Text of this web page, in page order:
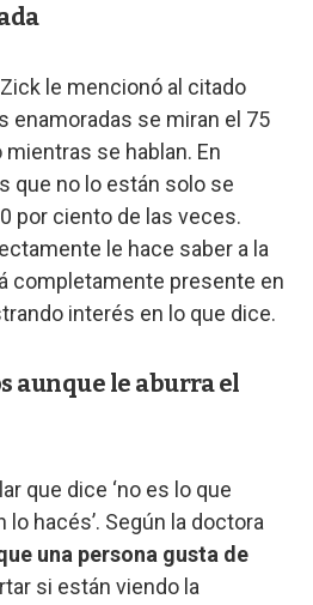
le mencionó al citado
enamoradas se miran el 75
se hablan. En
que no lo están solo se
por ciento de las veces.
le hace saber a la
completamente presente en
interés en lo que dice.
aunque le aburra el
que dice ‘no es lo que
hacés’. Según la doctora
una persona gusta de
si están viendo la